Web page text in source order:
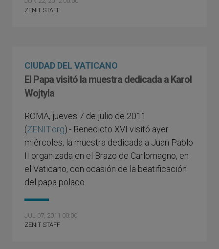
ZENIT STAFF
CIUDAD DEL VATICANO
El Papa visitó la muestra dedicada a Karol
Wojtyla
ROMA, jueves 7 de julio de 2011
(ZENIT.org).- Benedicto XVI visitó ayer
miércoles, la muestra dedicada a Juan Pablo
II organizada en el Brazo de Carlomagno, en
el Vaticano, con ocasión de la beatificación
del papa polaco.
JUL 07, 2011 00:00
ZENIT STAFF